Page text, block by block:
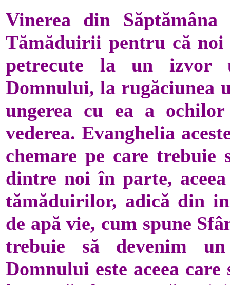
Vinerea din
Tămăduirii pentru că
petrecute la un izvor
Domnului, la rugăciunea
ungerea cu ea a
vederea. Evanghelia
chemare pe care
dintre noi în parte,
tămăduirilor, adică din
de apă vie, cum spune
trebuie să devenim
Domnului este aceea